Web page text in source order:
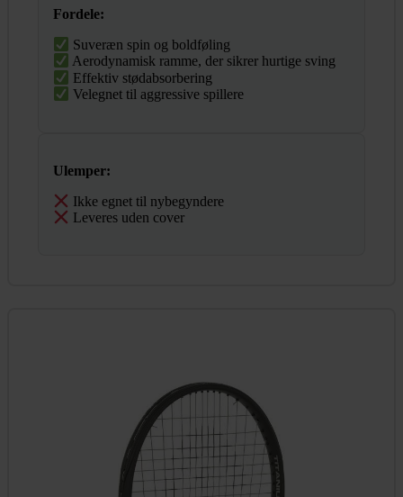
Fordele:
Suveræn spin og boldføling
Aerodynamisk ramme, der sikrer hurtige sving
Effektiv stødabsorbering
Velegnet til aggressive spillere
Ulemper:
Ikke egnet til nybegyndere
Leveres uden cover